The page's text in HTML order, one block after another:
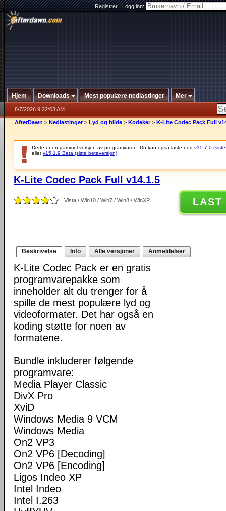
Registrer|Logg inn:
Hjem Downloads Mest populære nedlastinger Mer
8/7/2026 9:22:03 AM
AfterDawn > Nedlastinger > Lyd og bilde > Kodeker > K-Lite Codec Pack Full
Dette er en gammel versjon av programvaren. Du kan også laste ned v15.7.0
ellerv15.1.9 Beta (siste betaversjon)
K-Lite Codec Pack Full v14.1.5
Vista / Win10 / Win7 / Win8 / WinXP LAST
Beskrivelse Info Alle versjoner Anmeldelser
K-Lite Codec Pack er en gratis
programvarepakke som
inneholder alt du trenger for å
spille de mest populære lyd og
videoformater. Det har også en
koding støtte for noen av
formatene.
Bundle inkluderer følgende
programvare:
Media Player Classic
DivX Pro
XviD
Windows Media 9 VCM
Windows Media
On2 VP3
On2 VP6 [Decoding]
On2 VP6 [Encoding]
Ligos Indeo XP
Intel Indeo
Intel I.263